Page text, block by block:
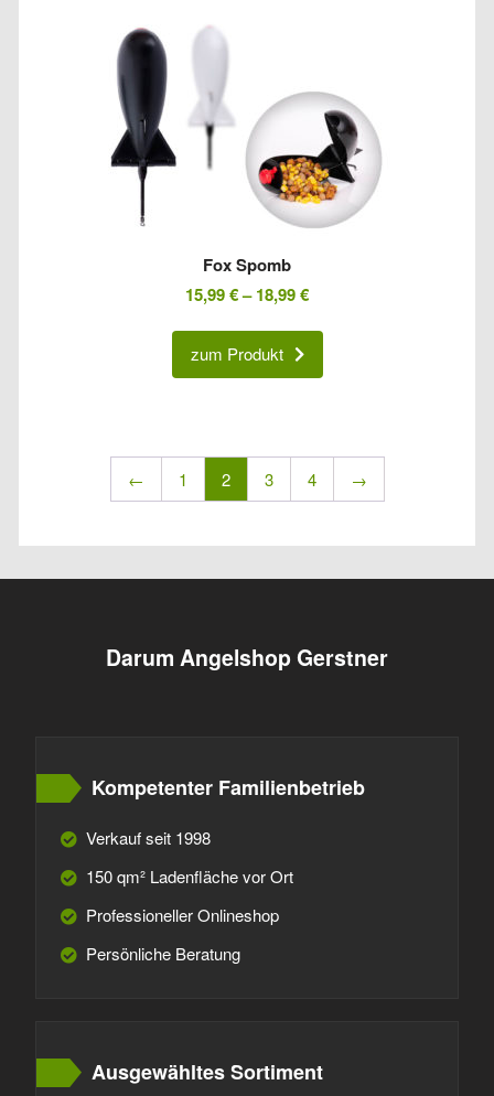
Fox Spomb
15,99€–18,99€
zum Produkt
← 1 2 3 4 →
Darum Angelshop Gerstner
Kompetenter Familienbetrieb
Verkauf seit 1998
150 qm² Ladenfläche vor Ort
Professioneller Onlineshop
Persönliche Beratung
Ausgewähltes Sortiment